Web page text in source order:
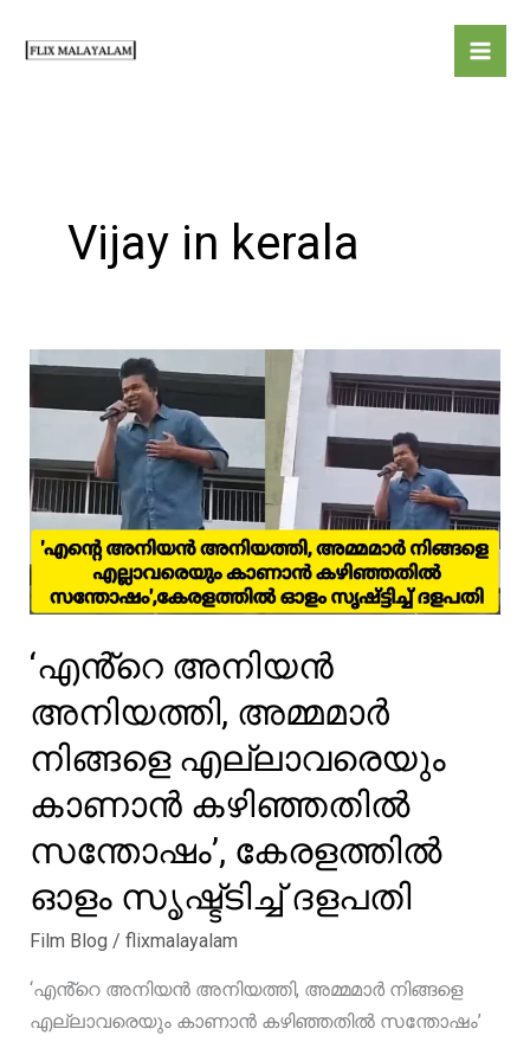
Vijay in kerala
‘എൻ്റെ അനിയൻ
അനിയത്തി, അമ്മമാർ
നിങ്ങളെ എല്ലാവരെയും
കാണാൻ കഴിഞ്ഞതിൽ
സന്തോഷം’, കേരളത്തിൽ
ഓളം സൃഷ്ട്ടിച്ച് ദളപതി
Film Blog / flixmalayalam
‘എൻ്റെ അനിയൻ അനിയത്തി, അമ്മമാർ നിങ്ങളെ
എല്ലാവരെയും കാണാൻ കഴിഞ്ഞതിൽ സന്തോഷം’